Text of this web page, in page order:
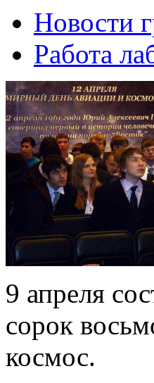
Новости
Работа
9 апреля
сорок
космос.